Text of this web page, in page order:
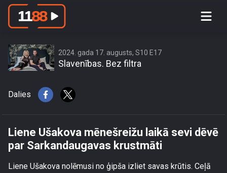
Liene Ušakova mēnešreižu laikā sevi
2024. gada 17. augusts, S10 E17
Slavenības. Bez filtra
Dalies
Liene Ušakova mēnešreižu laikā sevi dēvē
par Sarkandaugavas krustmāti
Liene Ušakova nolēmusi no ģipša izliet savas krūtis. Ceļā